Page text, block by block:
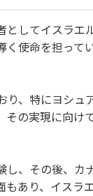
してイスラエ
使命を担って
、特にヨシュ
の実現に向け
、その後、カ
あり、イスラ